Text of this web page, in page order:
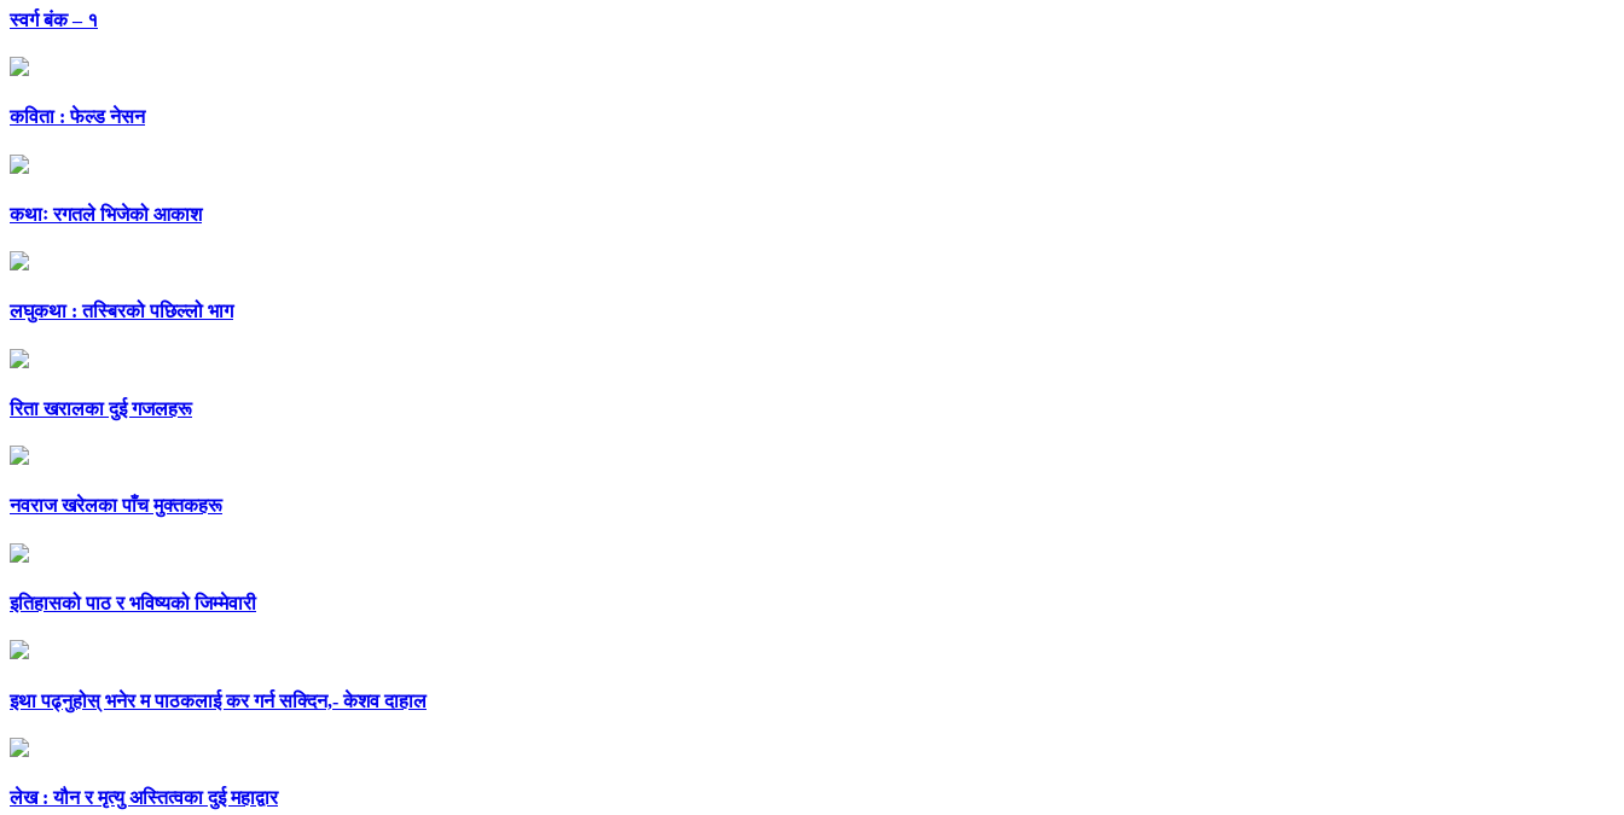
स्वर्ग बंक – १
कविता : फेल्ड नेसन
कथाः रगतले भिजेको आकाश
लघुकथा : तस्बिरको पछिल्लो भाग
रिता खरालका दुई गजलहरू
नवराज खरेलका पाँच मुक्तकहरू
इतिहासको पाठ र भविष्यको जिम्मेवारी
इथा पढ्नुहोस् भनेर म पाठकलाई कर गर्न सक्दिन,- केशव दाहाल
लेख : यौन र मृत्यु अस्तित्वका दुई महाद्वार